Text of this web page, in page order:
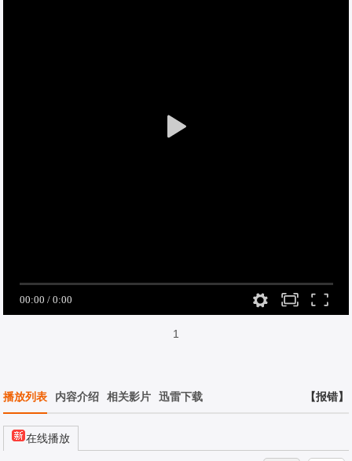
1
【报错】
播放列表 内容介绍 相关影片 迅雷下载
在线播放